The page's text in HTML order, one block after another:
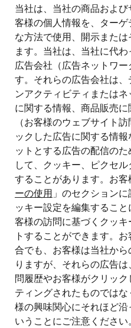
当社は、当社の商品およ
客様の個人情報を、ター
な方法で使用、開示また
ます。当社は、当社に代
広告会社（広告ネットワ
す。それらの広告会社は
ンアクティビティまたは
に関する情報、商品販売
（お客様のウェブサイト
ックした広告に関する情
ットとする広告の配信の
して、クッキー、ピクセ
することがあります。お客
ーの使用 」のセクション
ッキー設定を編集するこ
客様の訪問に基づくクッ
トすることができます。
合でも、お客様は当社か
りますが、それらの広告
問履歴やお客様がクリッ
ティングされたものでは
様の興味関心にそれほど
いうことにご注意ください。